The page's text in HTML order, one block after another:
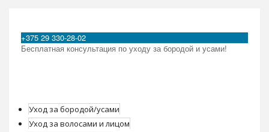
+375 29 330-28-02
Бесплатная консультация по уходу за бородой и усами!
Уход за бородой/усами
Уход за волосами и лицом